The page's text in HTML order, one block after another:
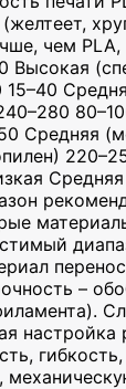
чем
Высокая
Средняя
–